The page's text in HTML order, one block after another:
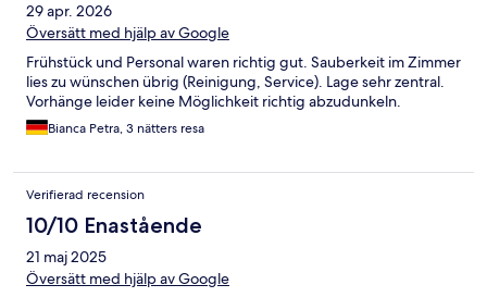
29 apr. 2026
Översätt med hjälp av Google
Frühstück und Personal waren richtig gut. Sauberkeit im Zimmer
lies zu wünschen übrig (Reinigung, Service). Lage sehr zentral.
Vorhänge leider keine Möglichkeit richtig abzudunkeln.
Bianca Petra, 3 nätters resa
Verifierad recension
10/10 Enastående
21 maj 2025
Översätt med hjälp av Google